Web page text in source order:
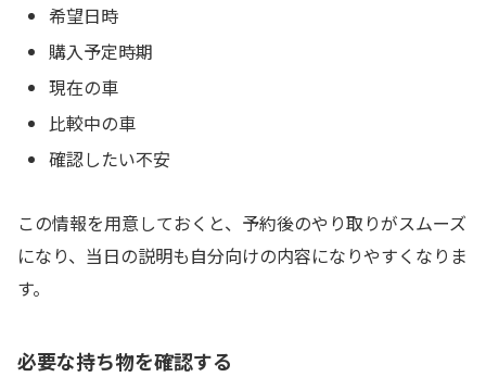
希望日時
購入予定時期
現在の車
比較中の車
確認したい不安
この情報を用意しておくと、予約後のやり取りがスムーズ
になり、当日の説明も自分向けの内容になりやすくなりま
す。
必要な持ち物を確認する